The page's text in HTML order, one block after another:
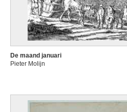
De maand januari
Pieter Molijn